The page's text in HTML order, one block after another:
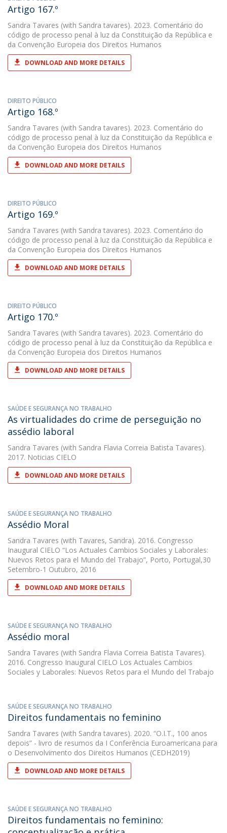
Artigo 167.º
Sandra Tavares (with Sandra tavares). 2023. Comentário do
código de processo penal à luz da Constituição da República e
da Convenção Europeia dos Direitos Humanos
DOWNLOAD AND MORE DETAILS
DIREITO PÚBLICO
Artigo 168.º
Sandra Tavares (with Sandra tavares). 2023. Comentário do
código de processo penal à luz da Constituição da República e
da Convenção Europeia dos Direitos Humanos
DOWNLOAD AND MORE DETAILS
DIREITO PÚBLICO
Artigo 169.º
Sandra Tavares (with Sandra tavares). 2023. Comentário do
código de processo penal à luz da Constituição da República e
da Convenção Europeia dos Direitos Humanos
DOWNLOAD AND MORE DETAILS
DIREITO PÚBLICO
Artigo 170.º
Sandra Tavares (with Sandra tavares). 2023. Comentário do
código de processo penal à luz da Constituição da República e
da Convenção Europeia dos Direitos Humanos
DOWNLOAD AND MORE DETAILS
SAÚDE E SEGURANÇA NO TRABALHO
As virtualidades do crime de perseguição no
assédio laboral
Sandra Tavares (with Sandra Flavia Correia Batista Tavares).
2017. Noticias CIELO
DOWNLOAD AND MORE DETAILS
SAÚDE E SEGURANÇA NO TRABALHO
Assédio Moral
Sandra Tavares (with Tavares, Sandra). 2016. Congresso
Inaugural CIELO “Los Actuales Cambios Sociales y Laborales:
Nuevos Retos para el Mundo del Trabajo”, Porto, Portugal,30
Setembro-1 Outubro, 2016
DOWNLOAD AND MORE DETAILS
SAÚDE E SEGURANÇA NO TRABALHO
Assédio moral
Sandra Tavares (with Sandra Flavia Correia Batista Tavares).
2016. Congresso Inaugural CIELO Los Actuales Cambios
Sociales y Laborales: Nuevos Retos para el Mundo del Trabajo
SAÚDE E SEGURANÇA NO TRABALHO
Direitos fundamentais no feminino
Sandra Tavares (with Sandra tavares). 2020. “O.I.T., 100 anos
depois” - livro de resumos da I Conferência Euroamericana para
o Desenvolvimento dos Direitos Humanos (CEDH2019)
DOWNLOAD AND MORE DETAILS
SAÚDE E SEGURANÇA NO TRABALHO
Direitos fundamentais no feminino: